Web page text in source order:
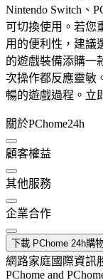
Nintendo Switch、
可切換使用。若您
用的便利性，建議
的遊戲裝備添購一
次操作都反應靈敏
暢的遊戲過程。立
關於PChome24h
顧客權益
其他服務
企業合作
下載 PChome 24h購
網路家庭國際資訊
PChome and